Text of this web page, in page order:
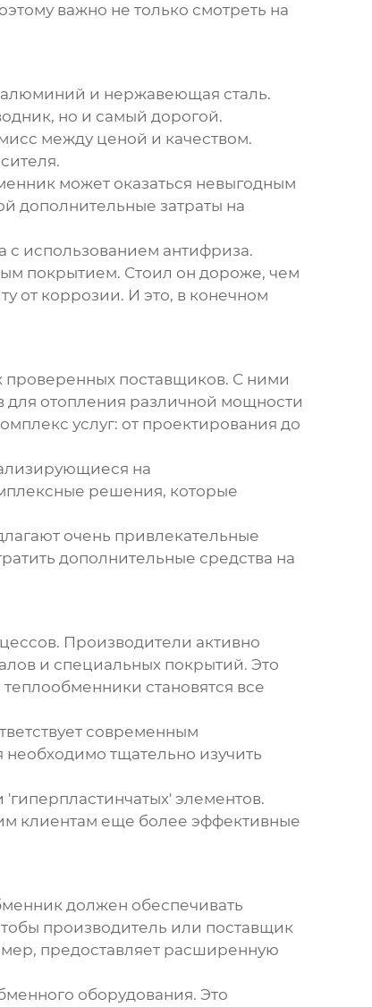
важно не только смотреть на
алюминий и нержавеющая сталь.
но и самый дорогой.
между ценой и качеством.
может оказаться невыгодным
дополнительные затраты на
использованием антифриза.
покрытием. Стоил он дороже, чем
от коррозии. И это, в конечном
поставщиков. С ними
для отопления различной мощности
услуг: от проектирования до
на
решения, которые
очень привлекательные
дополнительные средства на
Производители активно
и специальных покрытий. Это
теплообменники становятся все
современным
тщательно изучить
элементов.
клиентам еще более эффективные
должен обеспечивать
производитель или поставщик
предоставляет расширенную
оборудования. Это